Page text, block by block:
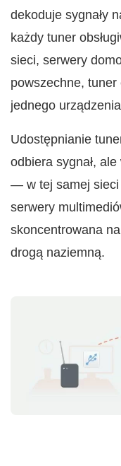
dekoduje sygnały
każdy tuner
sieci, serwery
powszechne, tuner
jednego
Udostępnianie
odbiera sygnał,
— w tej samej sieci
serwery
skoncentrowana
drogą naziemną.